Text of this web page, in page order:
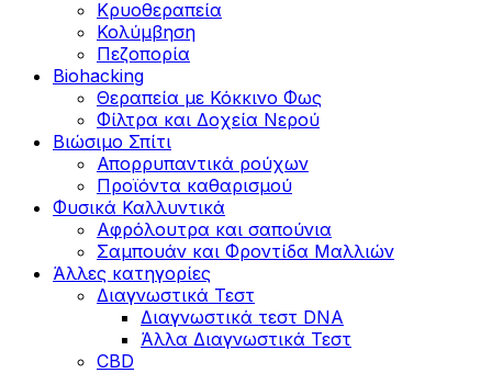
Κρυοθεραπεία
Κολύμβηση
Πεζοπορία
Biohacking
Θεραπεία με Κόκκινο Φως
Φίλτρα και Δοχεία Νερού
Βιώσιμο Σπίτι
Απορρυπαντικά ρούχων
Προϊόντα καθαρισμού
Φυσικά Καλλυντικά
Αφρόλουτρα και σαπούνια
Σαμπουάν και Φροντίδα Μαλλιών
Άλλες κατηγορίες
Διαγνωστικά Τεστ
Διαγνωστικά τεστ DNA
Άλλα Διαγνωστικά Τεστ
CBD